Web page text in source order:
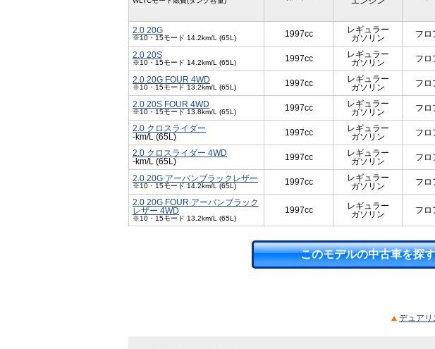
2.0 20G
※10・15モード 14.2km/L (65L) 1997cc
レギュラー
ガソリン
フロ
2.0 20S
※10・15モード 14.2km/L (65L) 1997cc
レギュラー
ガソリン
フロ
2.0 20G FOUR 4WD
※10・15モード 13.2km/L (65L) 1997cc
レギュラー
ガソリン
フロ
2.0 20S FOUR 4WD
※10・15モード 13.8km/L (65L) 1997cc
レギュラー
ガソリン
フロ
2.0 クロスライダー
-km/L (65L)
1997cc
レギュラー
ガソリン
フロ
2.0 クロスライダー 4WD
-km/L (65L)
1997cc
レギュラー
ガソリン
フロ
2.0 20G アーバンブラックレザー
※10・15モード 14.2km/L (65L) 1997cc
レギュラー
ガソリン
フロ
2.0 20G FOUR アーバンブラック
レザー 4WD
※10・15モード 13.2km/L (65L)
1997cc
レギュラー
ガソリン
フロ
このモデルの中古車を探す
デュア